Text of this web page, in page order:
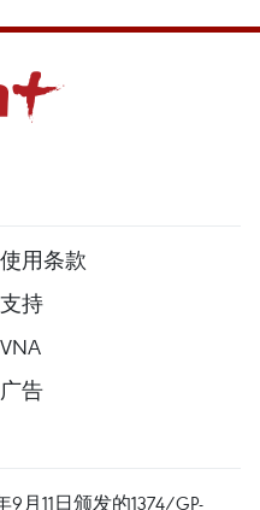
使用条款
支持
VNA
广告
月11日颁发的1374/GP-